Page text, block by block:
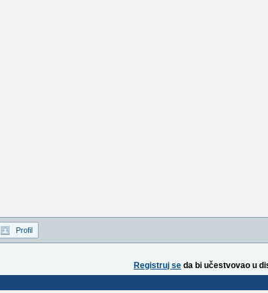
Profil
Registruj se da bi učestvovao u